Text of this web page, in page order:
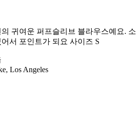
귀여운 퍼프슬리브 블라우스예요. 소
서 포인트가 되요 사이즈 S
Los Angeles